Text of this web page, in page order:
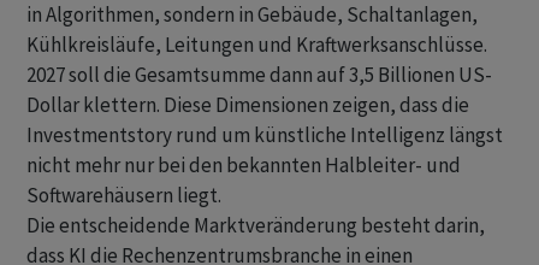
in Algorithmen, sondern in Gebäude, Schaltanlagen,
Kühlkreisläufe, Leitungen und Kraftwerksanschlüsse.
2027 soll die Gesamtsumme dann auf 3,5 Billionen US-
Dollar klettern. Diese Dimensionen zeigen, dass die
Investmentstory rund um künstliche Intelligenz längst
nicht mehr nur bei den bekannten Halbleiter- und
Softwarehäusern liegt.
Die entscheidende Marktveränderung besteht darin,
dass KI die Rechenzentrumsbranche in einen